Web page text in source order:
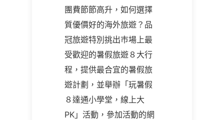
團費節節高升，如何選擇
質優價好的海外旅遊？品
冠旅遊特別挑出巿場上最
受歡迎的暑假旅遊８大行
程，提供最合宜的暑假旅
遊計劃，並舉辦「玩暑假
８達通小學堂，線上大
PK」活動，參加活動的網